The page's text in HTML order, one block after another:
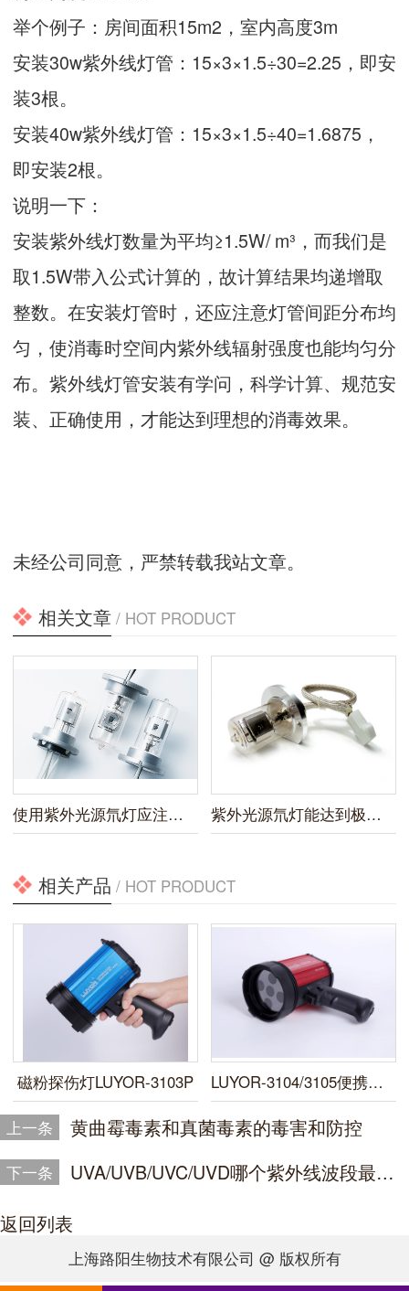
举个例子：房间面积15m2，室内高度3m
安装30w紫外线灯管：15×3×1.5÷30=2.25，即安
装3根。
安装40w紫外线灯管：15×3×1.5÷40=1.6875，
即安装2根。
说明一下：
安装紫外线灯数量为平均≥1.5W/ m³，而我们是
取1.5W带入公式计算的，故计算结果均递增取
整数。在安装灯管时，还应注意灯管间距分布均
匀，使消毒时空间内紫外线辐射强度也能均匀分
布。紫外线灯管安装有学问，科学计算、规范安
装、正确使用，才能达到理想的消毒效果。
未经公司同意，严禁转载我站文章。
相关文章 / HOT PRODUCT
使用紫外光源氘灯应注意什么 紫外光源氘灯能达到极低检测限度和较高灵敏度
相关产品 / HOT PRODUCT
磁粉探伤灯LUYOR-3103P LUYOR-3104/3105便携式LED紫外线探伤灯
上一条 黄曲霉毒素和真菌毒素的毒害和防控
下一条
UVA/UVB/UVC/UVD哪个紫外线波段最有危害？
返回列表
上海路阳生物技术有限公司 @ 版权所有